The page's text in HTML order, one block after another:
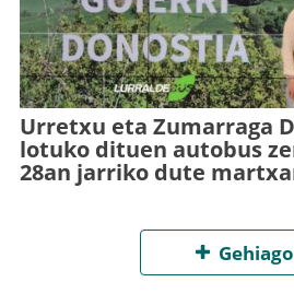
Urretxu eta Zumarraga
lotuko dituen autobus
28an jarriko dute
Gehiago